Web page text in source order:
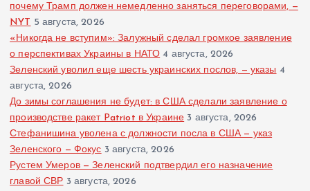
почему Трамп должен немедленно заняться переговорами, —
NYT 5 августа, 2026
«Никогда не вступим»: Залужный сделал громкое заявление
о перспективах Украины в НАТО 4 августа, 2026
Зеленский уволил еще шесть украинских послов, — указы 4
августа, 2026
До зимы соглашения не будет: в США сделали заявление о
производстве ракет Patriot в Украине 3 августа, 2026
Стефанишина уволена с должности посла в США — указ
Зеленского — Фокус 3 августа, 2026
Рустем Умеров — Зеленский подтвердил его назначение
главой СВР 3 августа, 2026